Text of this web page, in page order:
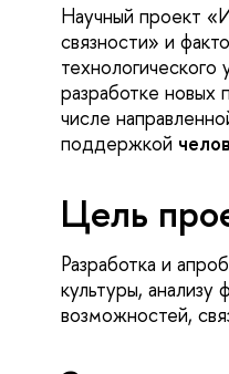
Научный проект
связности» и
разработке новых
числе
поддержкой
Цель
Разработка и
культуры,
возможностей,